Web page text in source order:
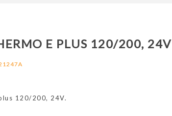
E PLUS 120/200, 24V
120/200, 24V.